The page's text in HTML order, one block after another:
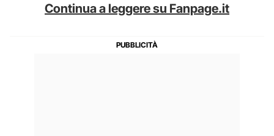
Continua a leggere su Fanpage.it